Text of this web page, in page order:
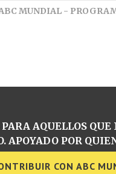
MUNDIAL -
AQUELLOS QUE
APOYADO POR
CON ABC